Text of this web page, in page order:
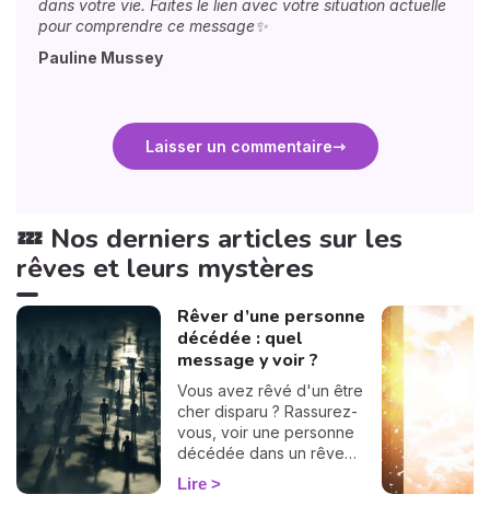
dans votre vie. Faites le lien avec votre situation actuelle
pour comprendre ce message✨
Pauline Mussey
Laisser un commentaire
💤 Nos derniers articles sur les
rêves et leurs mystères
Rêver d’une personne
décédée : quel
message y voir ?
Vous avez rêvé d'un être
cher disparu ? Rassurez-
vous, voir une personne
décédée dans un rêve
n’annonce en aucun cas
votre propre décès. Ces
Lire